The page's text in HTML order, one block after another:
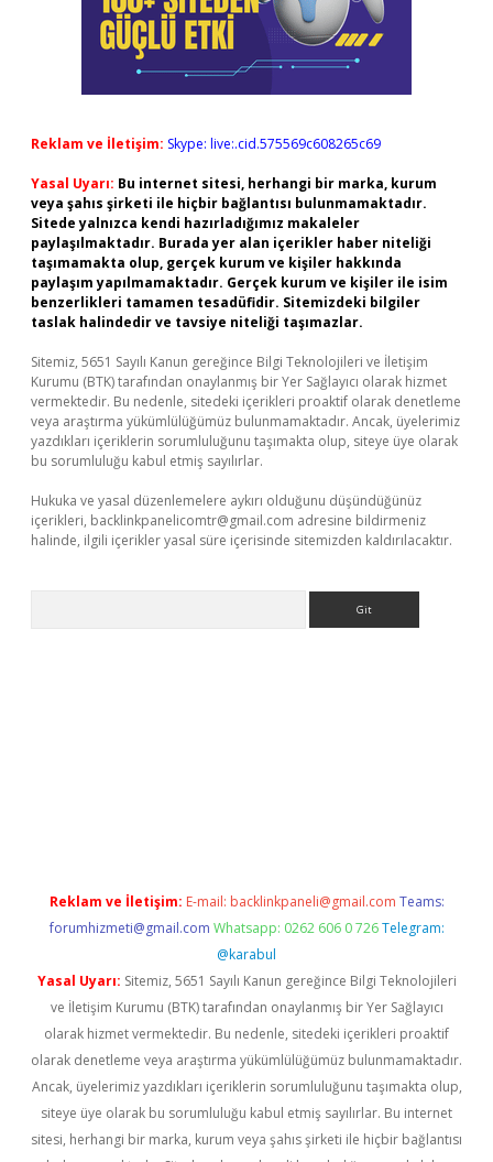
Reklam ve İletişim: Skype: live:.cid.575569c608265c69
Yasal Uyarı: Bu internet sitesi, herhangi bir marka, kurum
veya şahıs şirketi ile hiçbir bağlantısı bulunmamaktadır.
Sitede yalnızca kendi hazırladığımız makaleler
paylaşılmaktadır. Burada yer alan içerikler haber niteliği
taşımamakta olup, gerçek kurum ve kişiler hakkında
paylaşım yapılmamaktadır. Gerçek kurum ve kişiler ile isim
benzerlikleri tamamen tesadüfidir. Sitemizdeki bilgiler
taslak halindedir ve tavsiye niteliği taşımazlar.
Sitemiz, 5651 Sayılı Kanun gereğince Bilgi Teknolojileri ve İletişim
Kurumu (BTK) tarafından onaylanmış bir Yer Sağlayıcı olarak hizmet
vermektedir. Bu nedenle, sitedeki içerikleri proaktif olarak denetleme
veya araştırma yükümlülüğümüz bulunmamaktadır. Ancak, üyelerimiz
yazdıkları içeriklerin sorumluluğunu taşımakta olup, siteye üye olarak
bu sorumluluğu kabul etmiş sayılırlar.
Hukuka ve yasal düzenlemelere aykırı olduğunu düşündüğünüz
içerikleri, backlinkpanelicomtr@gmail.com adresine bildirmeniz
halinde, ilgili içerikler yasal süre içerisinde sitemizden kaldırılacaktır.
Reklam ve İletişim: E-mail: backlinkpaneli@gmail.com Teams:
forumhizmeti@gmail.com Whatsapp: 0262 606 0 726 Telegram:
@karabul
Yasal Uyarı: Sitemiz, 5651 Sayılı Kanun gereğince Bilgi Teknolojileri
ve İletişim Kurumu (BTK) tarafından onaylanmış bir Yer Sağlayıcı
olarak hizmet vermektedir. Bu nedenle, sitedeki içerikleri proaktif
olarak denetleme veya araştırma yükümlülüğümüz bulunmamaktadır.
Ancak, üyelerimiz yazdıkları içeriklerin sorumluluğunu taşımakta olup,
siteye üye olarak bu sorumluluğu kabul etmiş sayılırlar. Bu internet
sitesi, herhangi bir marka, kurum veya şahıs şirketi ile hiçbir bağlantısı